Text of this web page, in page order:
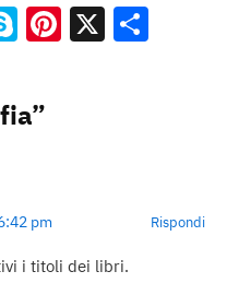
SkypePinterest
X
pm Rispondi
i titoli dei libri.